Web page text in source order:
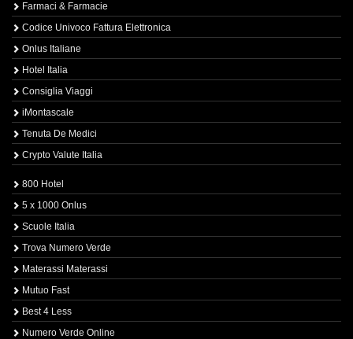
Farmaci & Farmacie
Codice Univoco Fattura Elettronica
Onlus Italiane
Hotel Italia
Consiglia Viaggi
iMontascale
Tenuta De Medici
Crypto Valute Italia
800 Hotel
5 x 1000 Onlus
Scuole Italia
Trova Numero Verde
Materassi Materassi
Mutuo Fast
Best 4 Less
Numero Verde Online